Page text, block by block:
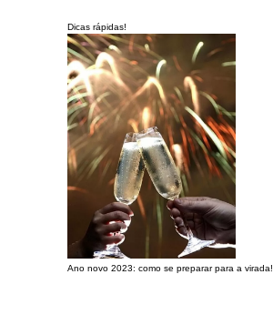
Dicas rápidas!
Ano novo 2023: como se preparar para a virada!